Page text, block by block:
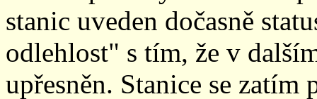
stanic uveden dočasně
odlehlost" s tím, že v
upřesněn. Stanice se zatím